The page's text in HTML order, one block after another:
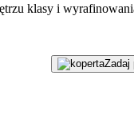
klasy i
Zadaj